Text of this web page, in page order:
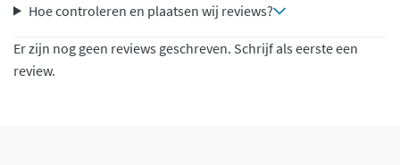
Hoe controleren en plaatsen wij reviews?
Er zijn nog geen reviews geschreven. Schrijf als eerste een
review.